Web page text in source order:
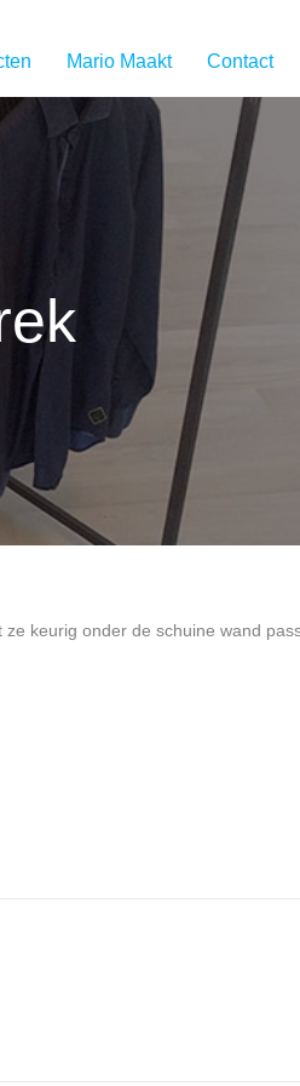
Mario Maakt Contact
keurig onder de schuine wand